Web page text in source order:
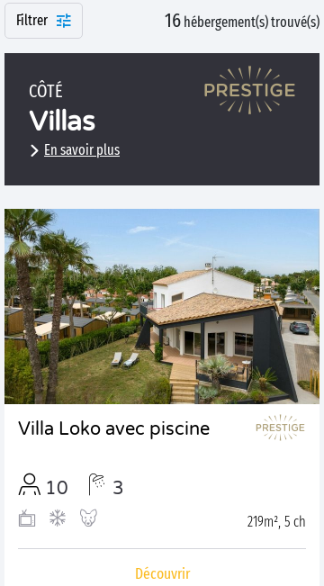
Filtrer 16 hébergement(s) trouvé(s)
CÔTÉ
Villas
En savoir plus
Villa Loko avec piscine
10 3
219m², 5 ch
Découvrir